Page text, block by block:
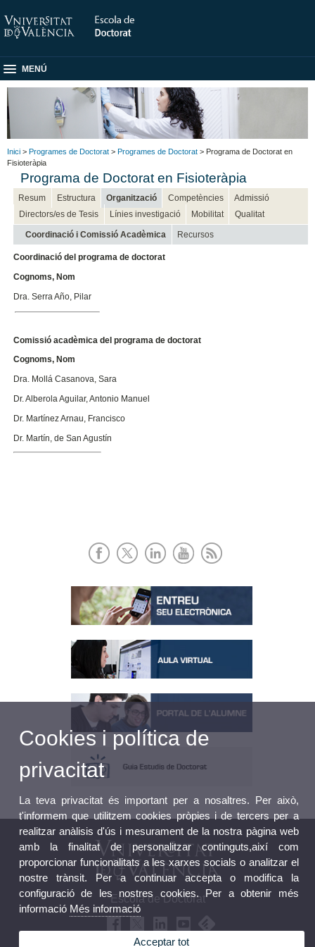
MENÚ
Inici > Programes de Doctorat > Programes de Doctorat > Programa de Doctorat en
Fisioteràpia
Programa de Doctorat en Fisioteràpia
Resum Estructura Organització Competències
Admissió
Directors/es de Tesis
Línies investigació Mobilitat Qualitat
Coordinació i Comissió Acadèmica Recursos
Coordinació del programa de doctorat
Cognoms, Nom
Dra. Serra Año, Pilar
Comissió acadèmica del programa de doctorat
Cognoms, Nom
Dra. Mollá Casanova, Sara
Dr. Alberola Aguilar, Antonio Manuel
Dr. Martínez Arnau, Francisco
Dr. Martín, de San Agustín
Escola de Doctorat
Cookies i política de
privacitat
La teva privacitat és important per a nosaltres. Per això,
t'informem que utilitzem cookies pròpies i de tercers per a
realitzar anàlisis d'ús i mesurament de la nostra pàgina web
amb la finalitat de personalitzar continguts,així com
proporcionar funcionalitats a les xarxes socials o analitzar el
nostre trànsit. Per a continuar accepta o modifica la
configuració de les nostres cookies. Per a obtenir més
informació Més informació
Acceptar tot